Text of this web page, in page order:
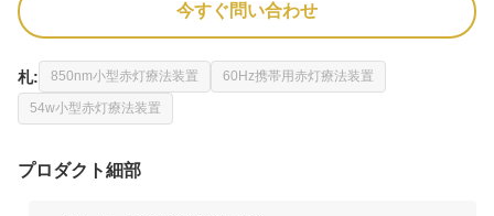
今すぐ問い合わせ
札: 850nm小型赤灯療法装置 60Hz携帯用赤灯療法装置
54w小型赤灯療法装置
プロダクト細部